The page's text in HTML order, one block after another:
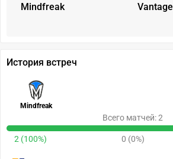
Mindfreak Vantage
История встреч
Mindfreak
Всего матчей: 2
2 (100%) 0 (0%)